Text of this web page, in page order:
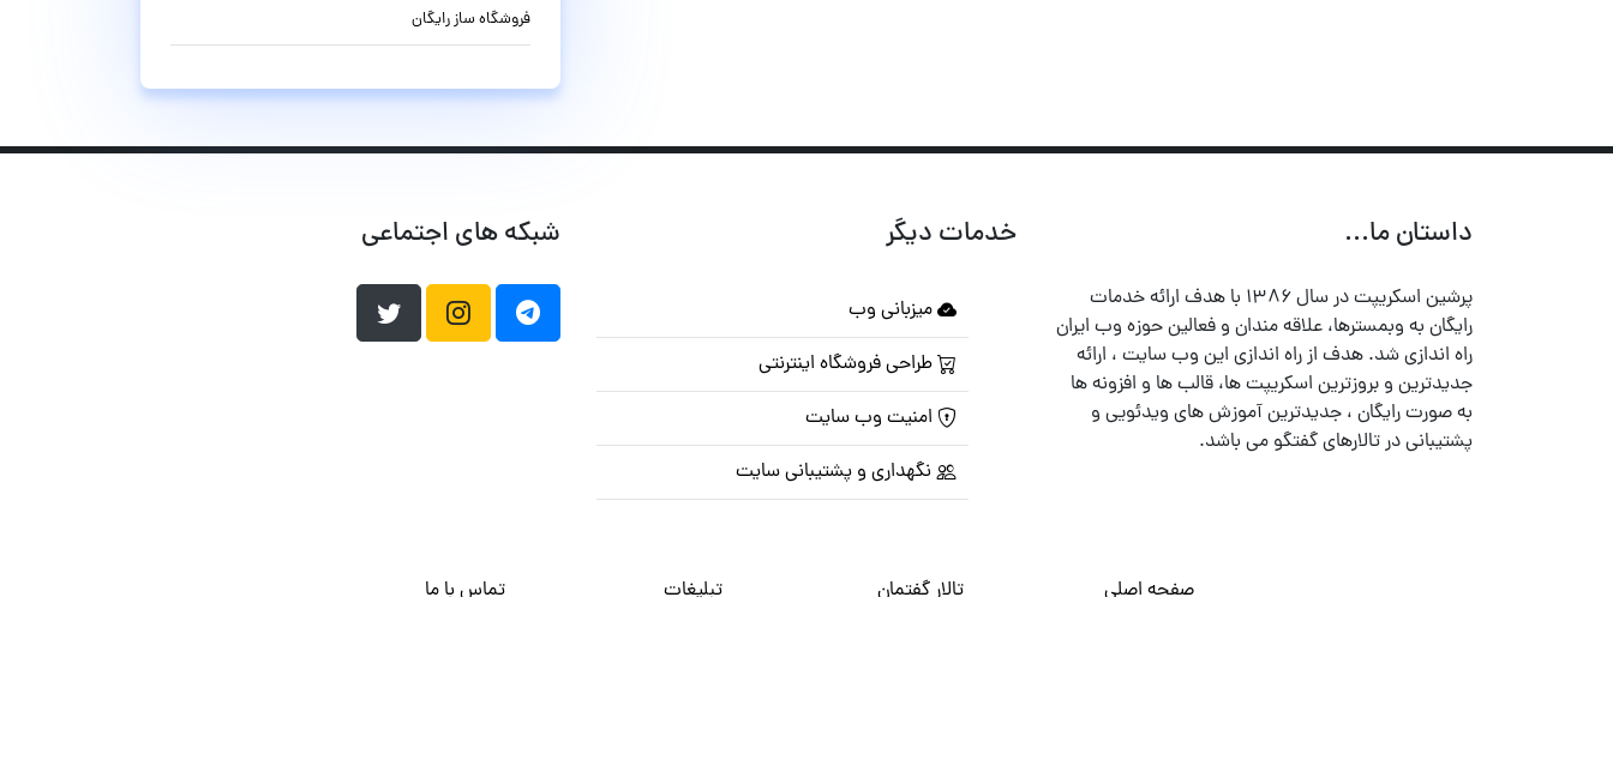
فروشگاه ساز رایگان
داستان ما...
پرشین اسکریپت در سال ۱۳۸۶ با هدف ارائه خدمات
رایگان به وبمسترها، علاقه مندان و فعالین حوزه وب ایران
راه اندازی شد. هدف از راه اندازی این وب سایت ، ارائه
جدیدترین و بروزترین اسکریپت ها، قالب ها و افزونه ها
به صورت رایگان ، جدیدترین آموزش های ویدئویی و
پشتیبانی در تالارهای گفتگو می باشد.
خدمات دیگر
میزبانی وب
طراحی فروشگاه اینترنتی
امنیت وب سایت
نگهداری و پشتیبانی سایت
شبکه های اجتماعی
صفحه اصلی تالار گفتمان تبلیغات تماس با ما